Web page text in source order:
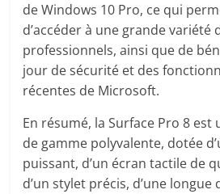
de Windows 10 Pro, ce qui
d’accéder à une grande variété
professionnels, ainsi que de
jour de sécurité et des
récentes de Microsoft.
En résumé, la Surface Pro 8
de gamme polyvalente, dotée
puissant, d’un écran tactile de
d’un stylet précis, d’une longue